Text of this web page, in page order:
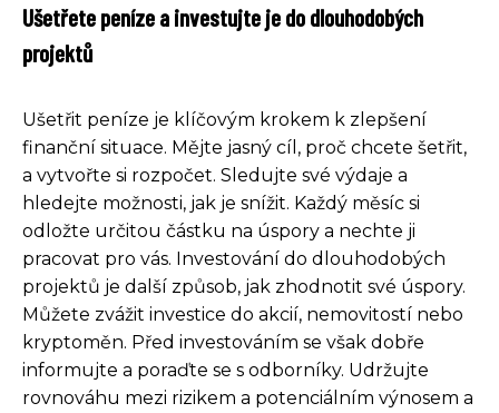
Ušetřete peníze a investujte je do dlouhodobých
projektů
Ušetřit peníze je klíčovým krokem k zlepšení
finanční situace. Mějte jasný cíl, proč chcete šetřit,
a vytvořte si rozpočet. Sledujte své výdaje a
hledejte možnosti, jak je snížit. Každý měsíc si
odložte určitou částku na úspory a nechte ji
pracovat pro vás. Investování do dlouhodobých
projektů je další způsob, jak zhodnotit své úspory.
Můžete zvážit investice do akcií, nemovitostí nebo
kryptoměn. Před investováním se však dobře
informujte a poraďte se s odborníky. Udržujte
rovnováhu mezi rizikem a potenciálním výnosem a